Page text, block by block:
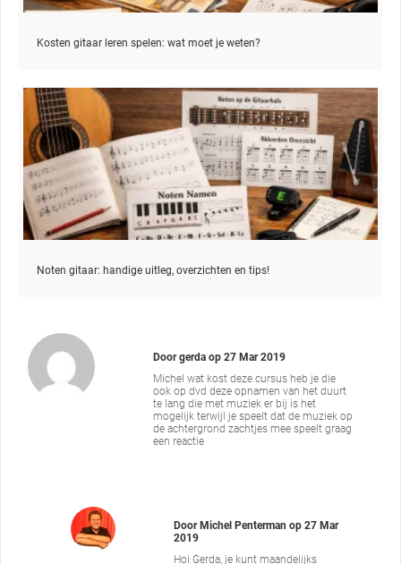
Kosten gitaar leren spelen: wat moet je weten?
Noten gitaar: handige uitleg, overzichten en tips!
Doorgerda op27 Mar 2019
Michel wat kost deze cursus heb je die
ook op dvd deze opnamen van het duurt
te lang die met muziek er bij is het
mogelijk terwijl je speelt dat de muziek op
de achtergrond zachtjes mee speelt graag
een reactie
DoorMichel Penterman op 27 Mar
2019
Hoi Gerda, je kunt maandelijks